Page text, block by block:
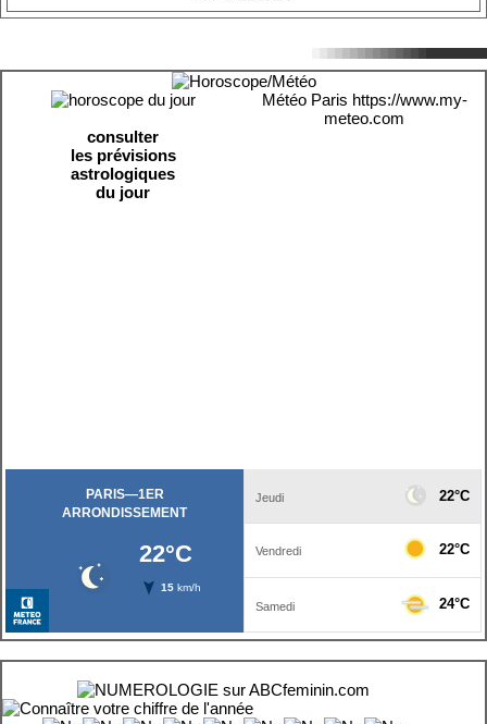
consulter
les prévisions
astrologiques
du jour
Météo Paris https://www.my-
meteo.com